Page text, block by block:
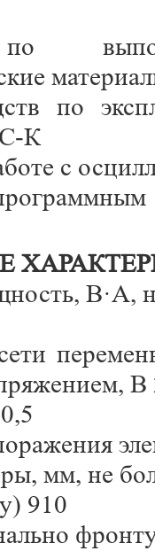
по
по
К
с
В·А,
В
мм, не
910